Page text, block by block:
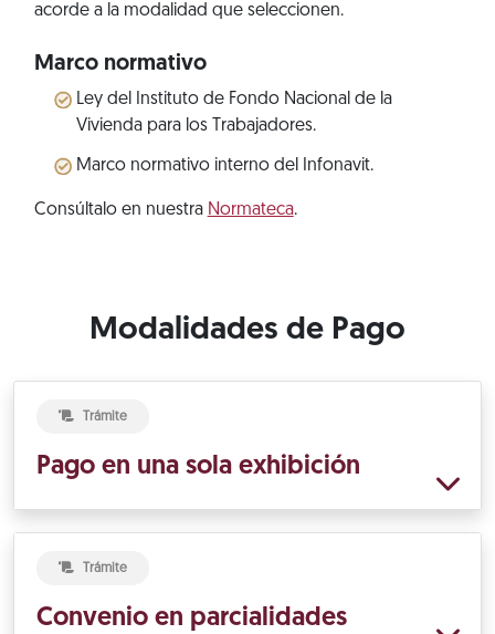
acorde a la modalidad que seleccionen.
Marco normativo
Ley del Instituto de Fondo Nacional de la
Vivienda para los Trabajadores.
Marco normativo interno del Infonavit.
Consúltalo en nuestra Normateca.
Modalidades de Pago
Trámite
Pago en una sola exhibición
Trámite
Convenio en parcialidades